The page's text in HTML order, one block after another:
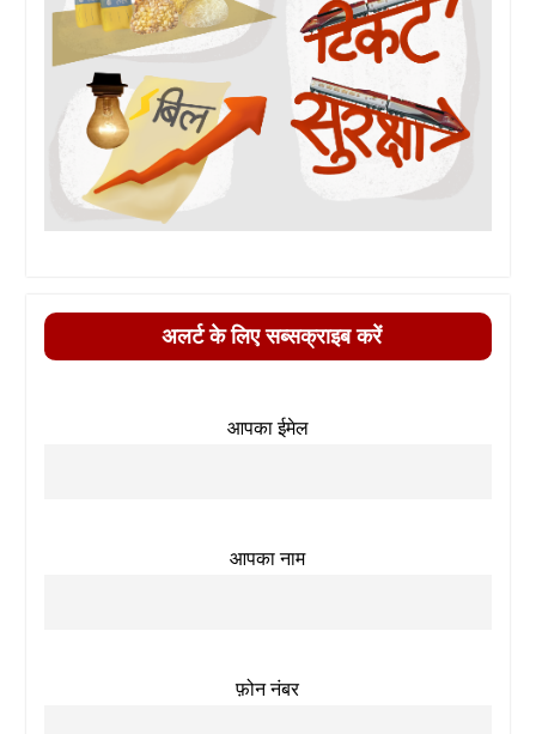
अलर्ट के लिए सब्सक्राइब करें
आपका ईमेल
आपका नाम
फ़ोन नंबर